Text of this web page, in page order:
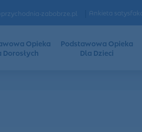
zabobrze.pl Ankieta
Opieka
Dorosłych
Podstawowa Opieka
Dla Dzieci